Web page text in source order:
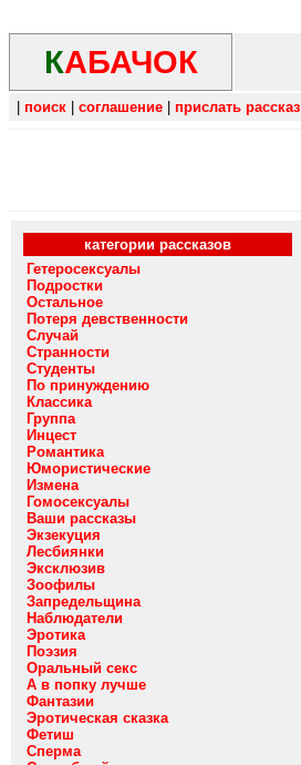
КАБАЧОК
поиск соглашение прислать рассказ
категории рассказов
Гетеросексуалы
Подростки
Остальное
Потеря девственности
Случай
Странности
Студенты
По принуждению
Классика
Группа
Инцест
Романтика
Юмористические
Измена
Гомосексуалы
Ваши рассказы
Экзекуция
Лесбиянки
Эксклюзив
Зоофилы
Запредельщина
Наблюдатели
Эротика
Поэзия
Оральный секс
А в попку лучше
Фантазии
Эротическая сказка
Фетиш
Сперма